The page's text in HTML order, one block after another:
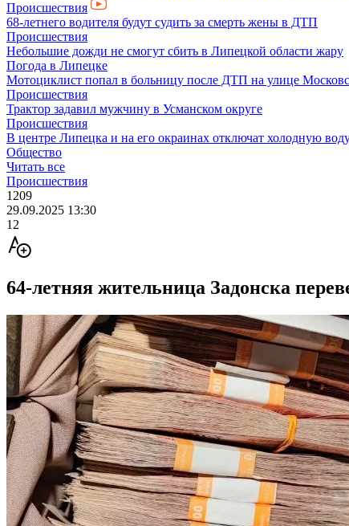
Происшествия
68-летнего водителя будут судить за смерть жены в ДТП
Происшествия
Небольшие дожди не смогут сбить в Липецкой области жару
Погода в Липецке
Мотоциклист попал в больницу после ДТП на улице
Происшествия
Трактор задавил мужчину в Усманском округе
Происшествия
В центре Липецка и на его окраинах отключат холодную
Общество
Читать все
Происшествия
1209
29.09.2025 13:30
12
64-летняя жительница Задонска